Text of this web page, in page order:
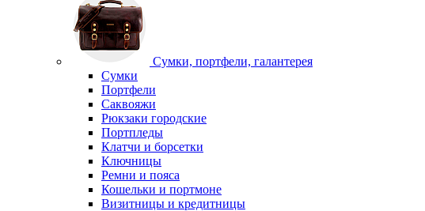
Сумки, портфели, галантерея
Сумки
Портфели
Саквояжи
Рюкзаки городские
Портпледы
Клатчи и борсетки
Ключницы
Ремни и пояса
Кошельки и портмоне
Визитницы и кредитницы